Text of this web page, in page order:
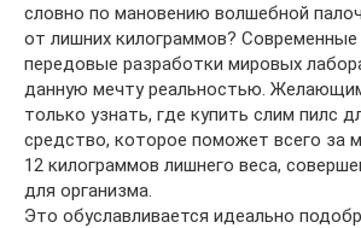
словно по мановению волшебной
от лишних килограммов? Современные
передовые разработки мировых
данную мечту реальностью.
только узнать, где купить слим пилс
средство, которое поможет всего за
12 килограммов лишнего веса,
для организма.
Это обуславливается идеально